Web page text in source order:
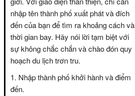
nhập tên thành phố xuất phát và đích
đến của bạn để tìm ra khoảng cách và
thời gian bay. Hãy nói lời tạm biệt với
sự không chắc chắn và chào đón quy
hoạch du lịch trơn tru.
Nhập thành phố khởi hành và điểm
đến.